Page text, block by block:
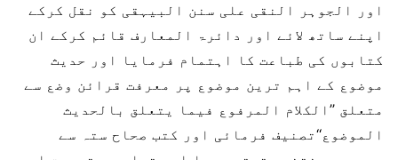
اور الجوہر النقی علی سنن البیہقی کو نقل کرکے
اپنے ساتھ لائے اور دائرۃ المعارف قائم کرکے ان
کتابوں کی طباعت کا اہتمام فرمایا اور حدیث
موضوع کے اہم ترین موضوع پر معرفت قرائن وضع سے
متعلق ’’الکلام المرفوع فیما یتعلق بالحدیث
الموضوع‘‘تصنیف فرمائی اور کتب صحاح ستہ سے